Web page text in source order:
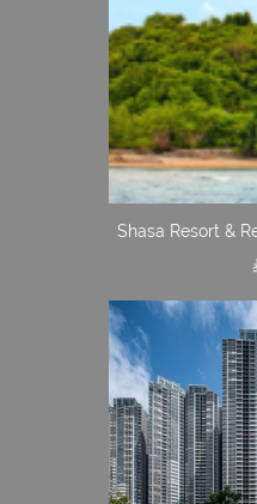
Shasa Resort &